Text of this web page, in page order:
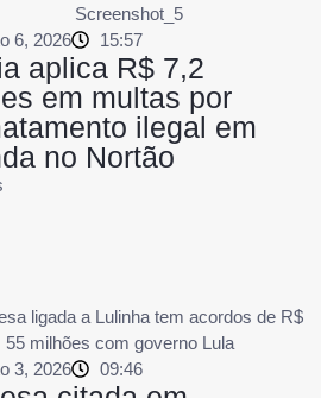
6, 2026 15:57
aplica R$ 7,2
em multas por
ilegal em
no Nortão
3, 2026 09:46